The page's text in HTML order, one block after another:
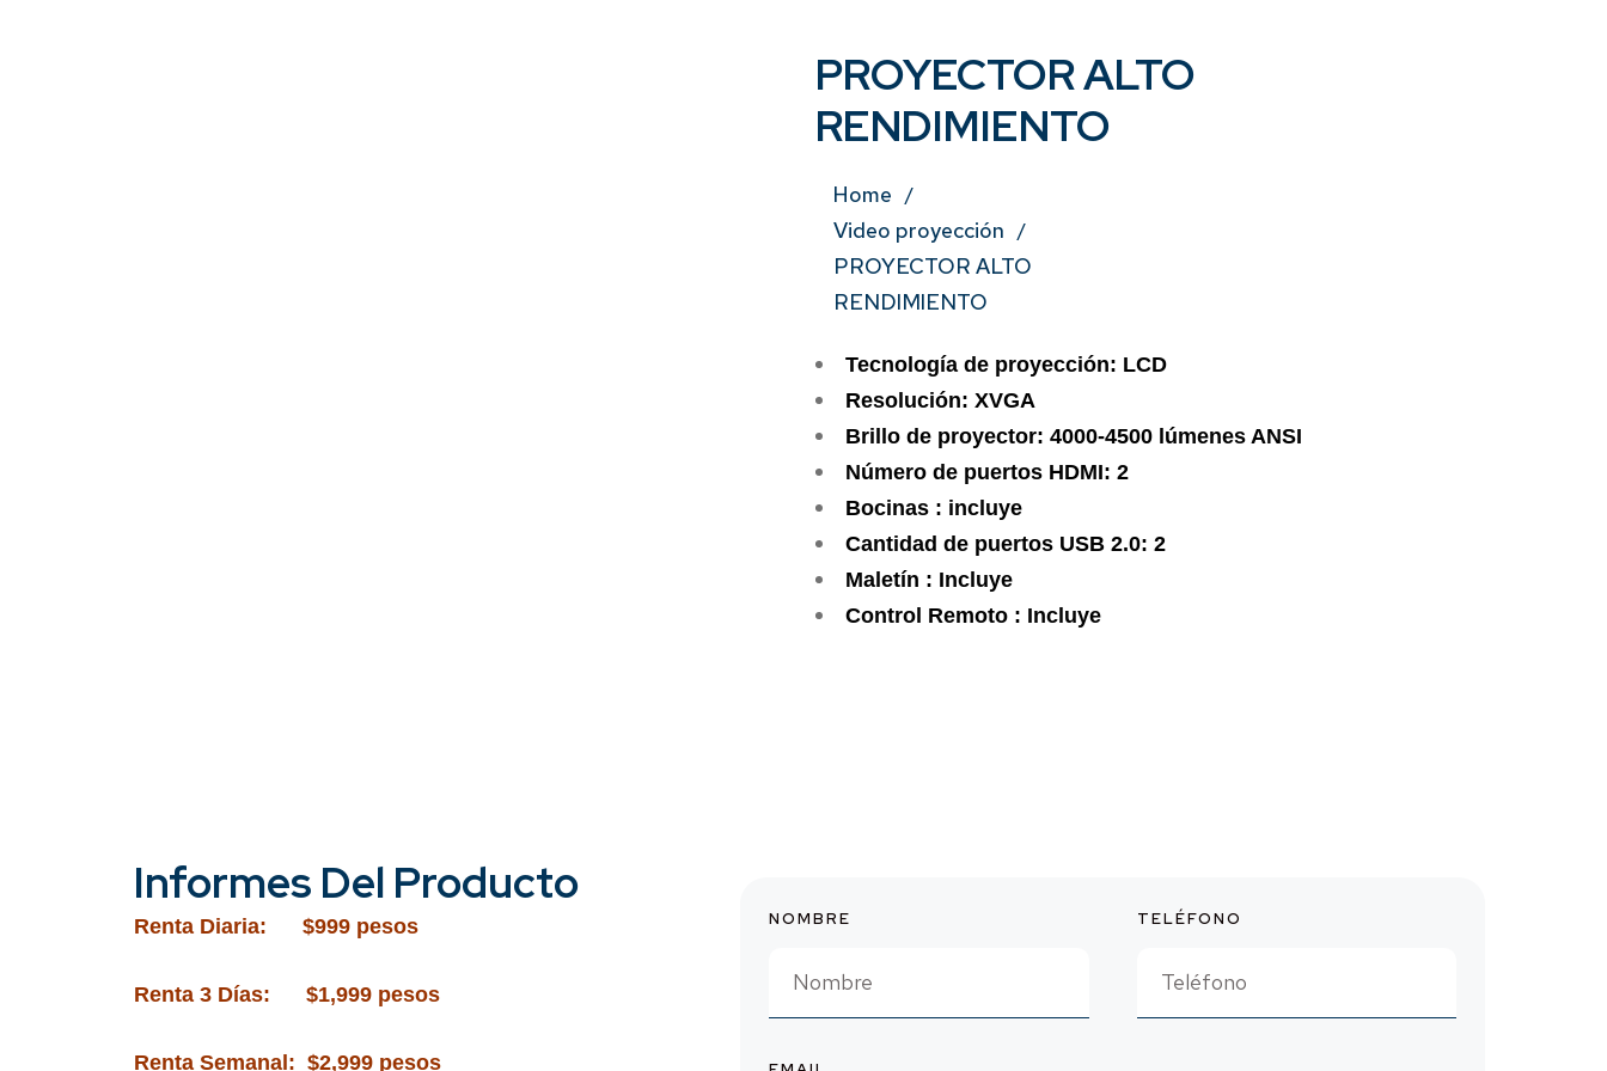
PROYECTOR ALTO
RENDIMIENTO
Home
Video proyección
PROYECTOR ALTO
RENDIMIENTO
Tecnología de proyección: LCD
Resolución: XVGA
Brillo de proyector: 4000-4500 lúmenes ANSI
Número de puertos HDMI: 2
Bocinas : incluye
Cantidad de puertos USB 2.0: 2
Maletín : Incluye
Control Remoto : Incluye
Informes Del Producto
Renta Diaria: $999 pesos
Renta 3 Días: $1,999 pesos
Renta Semanal: $2,999 pesos
NOMBRE TELÉFONO